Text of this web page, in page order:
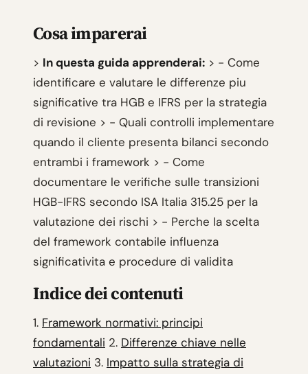
Cosa imparerai
> In questa guida apprenderai: > - Come
identificare e valutare le differenze piu
significative tra HGB e IFRS per la strategia
di revisione > - Quali controlli implementare
quando il cliente presenta bilanci secondo
entrambi i framework > - Come
documentare le verifiche sulle transizioni
HGB-IFRS secondo ISA Italia 315.25 per la
valutazione dei rischi > - Perche la scelta
del framework contabile influenza
significativita e procedure di validita
Indice dei contenuti
1. Framework normativi: principi
fondamentali 2. Differenze chiave nelle
valutazioni 3. Impatto sulla strategia di